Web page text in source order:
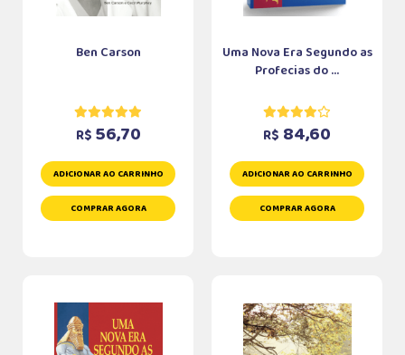
Ben Carson
R$ 56,70
ADICIONAR AO CARRINHO
COMPRAR AGORA
Uma Nova Era Segundo as
Profecias do ...
R$ 84,60
ADICIONAR AO CARRINHO
COMPRAR AGORA